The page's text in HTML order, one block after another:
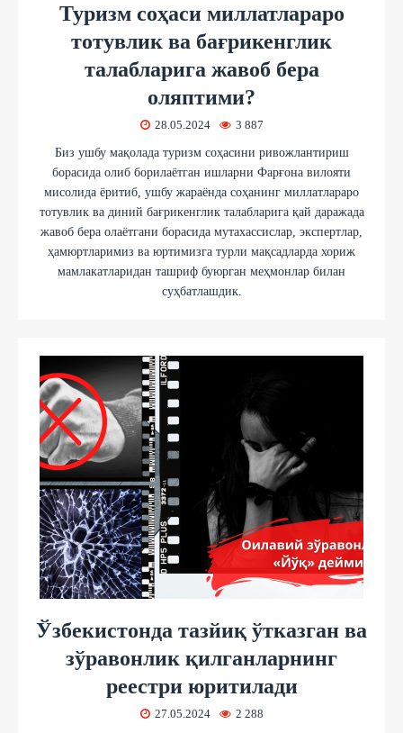
Туризм соҳаси миллатлараро
тотувлик ва бағрикенглик
талабларига жавоб бера
оляптими?
28.05.2024 3 887
Биз ушбу мақолада туризм соҳасини ривожлантириш
борасида олиб борилаётган ишларни Фарғона вилояти
мисолида ёритиб, ушбу жараёнда соҳанинг миллатлараро
тотувлик ва диний бағрикенглик талабларига қай даражада
жавоб бера олаётгани борасида мутахассислар, экспертлар,
ҳамюртларимиз ва юртимизга турли мақсадларда хориж
мамлакатларидан ташриф буюрган меҳмонлар билан
суҳбатлашдик.
Ўзбекистонда тазйиқ ўтказган ва
зўравонлик қилганларнинг
реестри юритилади
27.05.2024 2 288